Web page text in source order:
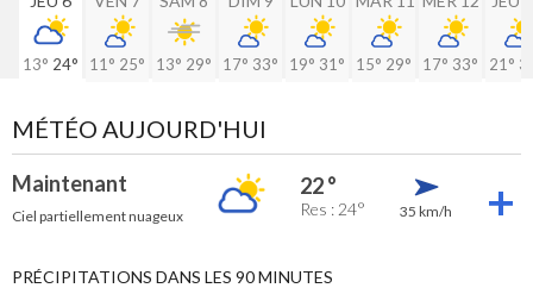
13° 24° 11° 25° 13° 29° 17° 33° 19° 31° 15° 29° 17° 33° 21°
MÉTÉO AUJOURD'HUI
Maintenant
Ciel partiellement nuageux
22 °
Res : 24° 35 km/h
PRÉCIPITATIONS DANS LES 90 MINUTES